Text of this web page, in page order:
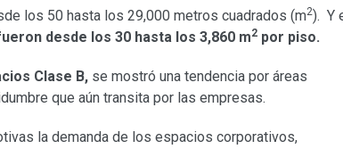
los 50 hasta los 29,000 metros cuadrados (m2). Y
desde los 30 hasta los 3,860 m2 por piso.
Clase B, se mostró una tendencia por áreas
que aún transita por las empresas.
la demanda de los espacios corporativos,